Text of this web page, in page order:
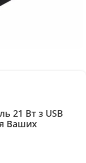
21 Вт з USB
Ваших